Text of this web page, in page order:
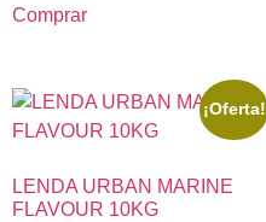
Comprar
¡Oferta!
LENDA URBAN MARINE
FLAVOUR 10KG